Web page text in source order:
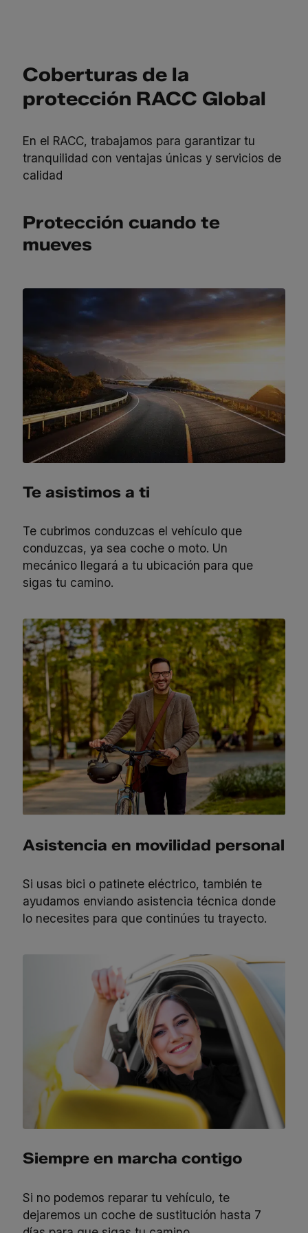
Coberturas de la
protección RACC Global
En el RACC, trabajamos para garantizar tu
tranquilidad con ventajas únicas y servicios de
calidad
Protección cuando te
mueves
Te asistimos a ti
Te cubrimos conduzcas el vehículo que
conduzcas, ya sea coche o moto. Un
mecánico llegará a tu ubicación para que
sigas tu camino.
Asistencia en movilidad personal
Si usas bici o patinete eléctrico, también te
ayudamos enviando asistencia técnica donde
lo necesites para que continúes tu trayecto.
Siempre en marcha contigo
Si no podemos reparar tu vehículo, te
dejaremos un coche de sustitución hasta 7